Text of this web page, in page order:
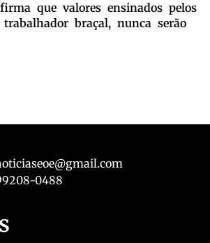
que valores ensinados pelos
braçal, nunca serão
0488